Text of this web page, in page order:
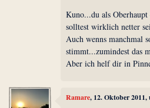
Kuno...du als
solltest wirklich netter
Auch wenns manchmal
stimmt...zumindest das
Aber ich helf dir in
Ramare, 12. Oktober 2011,